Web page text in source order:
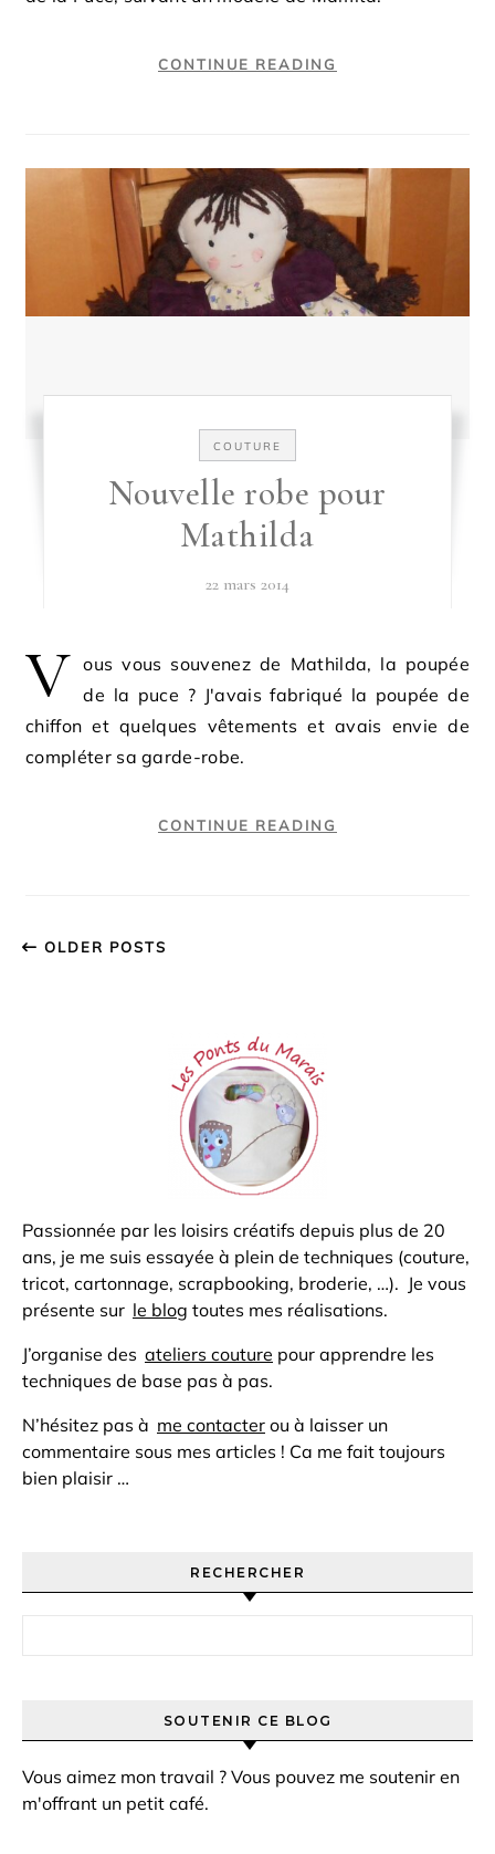
CONTINUE READING
COUTURE
Nouvelle robe pour
Mathilda
22 mars 2014
V ous vous souvenez de Mathilda, la poupée
de la puce ? J'avais fabriqué la poupée de
chiffon et quelques vêtements et avais envie de
compléter sa garde-robe.
CONTINUE READING
OLDER POSTS
Passionnée par les loisirs créatifs depuis plus de 20
ans, je me suis essayée à plein de techniques (couture,
tricot, cartonnage, scrapbooking, broderie, …). Je vous
présente sur le blog toutes mes réalisations.
J’organise des ateliers couture pour apprendre les
techniques de base pas à pas.
N’hésitez pas à me contacter ou à laisser un
commentaire sous mes articles ! Ca me fait toujours
bien plaisir …
RECHERCHER
SOUTENIR CE BLOG
Vous aimez mon travail ? Vous pouvez me soutenir en
m'offrant un petit café.